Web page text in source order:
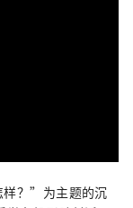
样？”为主题的沉